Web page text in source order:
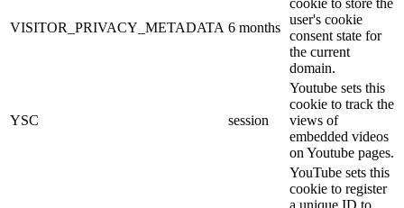
VISITOR_PRIVACY_METADATA 6 months
user's cookie
consent state for
the current
domain.
YSC session
Youtube sets this
cookie to track the
views of
embedded videos
on Youtube pages.
YouTube sets this
cookie to register
a unique ID to